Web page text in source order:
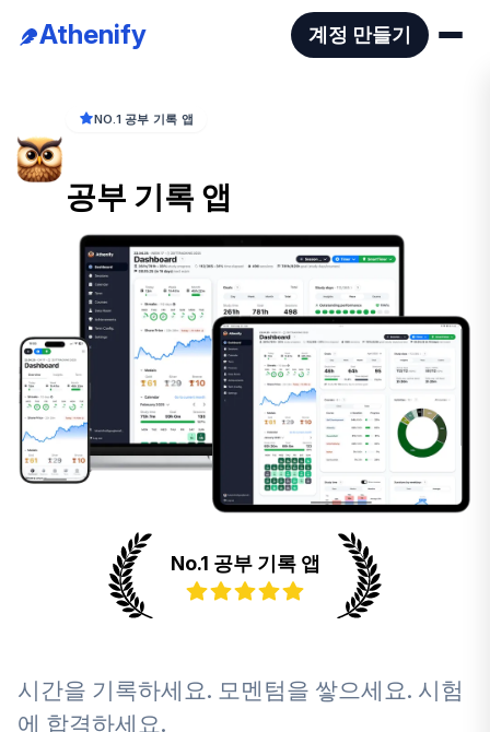
Athenify 계정 만들기
NO.1 공부 기록 앱
공부 기록 앱
No.1 공부 기록 앱
시간을 기록하세요. 모멘텀을 쌓으세요. 시험
에 합격하세요.